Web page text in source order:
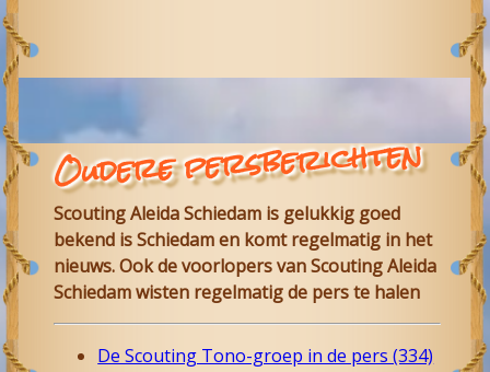
Oudere persberichten
Scouting Aleida Schiedam is gelukkig goed
bekend is Schiedam en komt regelmatig in het
nieuws. Ook de voorlopers van Scouting Aleida
Schiedam wisten regelmatig de pers te halen
De Scouting Tono-groep in de pers (334)